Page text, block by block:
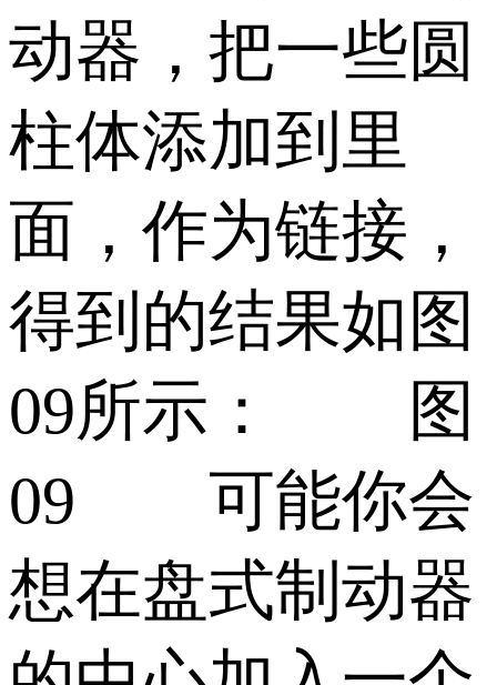
动器，把一些圆
柱体添加到里
面，作为链接，
得到的结果如图
09所示： 图
09 可能你会
想在盘式制动器